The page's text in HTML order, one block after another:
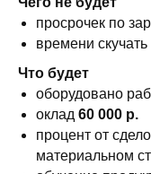
просрочек по
времени скучать
Что будет
оборудовано
оклад 60 000 р.
процент от
материальном